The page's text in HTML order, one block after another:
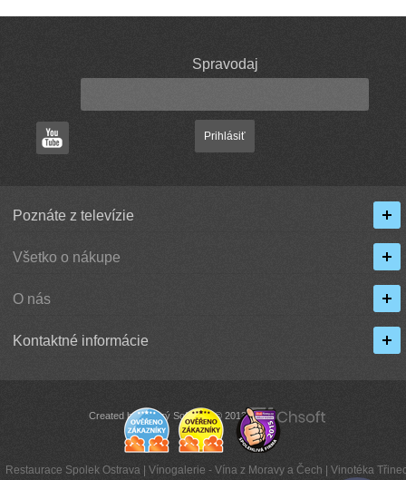
Spravodaj
Prihlásiť
Poznáte z televízie
Všetko o nákupe
O nás
Kontaktné informácie
Created by Chytrý Software © 2013
Restaurace Spolek Ostrava |Vínogalerie - Vína z Moravy a Čech |Vinotéka